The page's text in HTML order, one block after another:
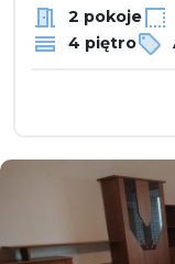
2 pokoje
4 piętro